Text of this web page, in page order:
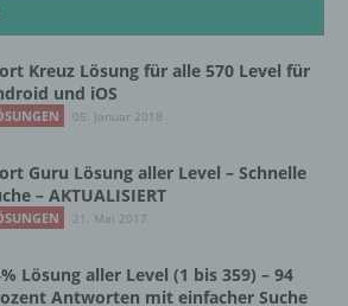
Kreuz Lösung für alle 570 Level für
und iOS
05. Januar 2018
Guru Lösung aller Level – Schnelle
– AKTUALISIERT
21. Mai 2017
Lösung aller Level (1 bis 359) – 94
Antworten mit einfacher Suche
Verarbeitung von
und Mittel dieser
durch das Unionsrecht oder
Mitgliedstaaten vorgegeben,
Verantwortliche
können die bestimmten
Benennung nach dem
oder dem Recht der
vorgesehen werden.